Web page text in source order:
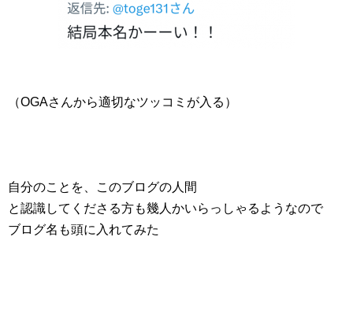
（OGAさんから適切なツッコミが入る）
自分のことを、このブログの人間
と認識してくださる方も幾人かいらっしゃるようなので
ブログ名も頭に入れてみた